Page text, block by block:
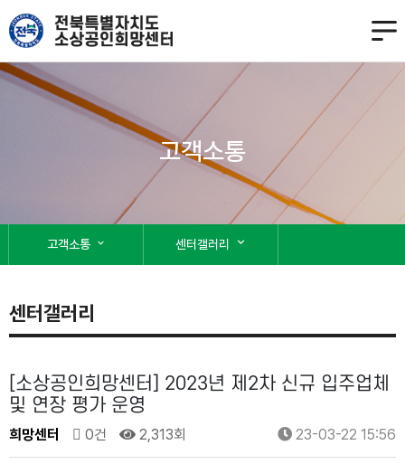
고객소통
고객소통 expand_more 센터갤러리 expand_more
센터갤러리
[소상공인희망센터] 2023년 제2차 신규 입주업체
및 연장 평가 운영
희망센터 0건 2,313회 23-03-22 15:56